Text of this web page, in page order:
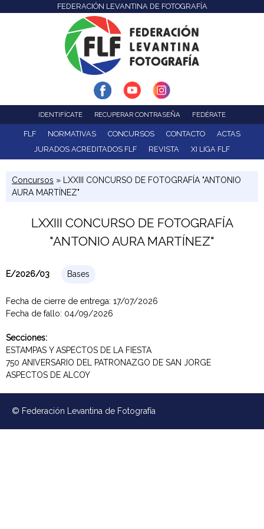
Pasar
al
contenido
principal
F
r
c
v
a
n
t
n
FEDERACIÓN LEVANTINA DE FOTOGRAFÍA
IDENTIFÍCATE RECUPERAR CONTRASEÑA FEDÉRATE
FLF NORMATIVAS CONCURSOS CONTACTO
ACTAS
JURADOS ACREDITADOS FLF
REVISTA XI LIGA FLF
Concursos » LXXIII CONCURSO DE FOTOGRAFÍA "ANTONIO
AURA MARTÍNEZ"
LXXIII CONCURSO DE FOTOGRAFÍA
"ANTONIO AURA MARTÍNEZ"
E/2026/03 Bases
Fecha de cierre de entrega: 17/07/2026
Fecha de fallo: 04/09/2026
Secciones:
ESTAMPAS Y ASPECTOS DE LA FIESTA
750 ANIVERSARIO DEL PATRONAZGO DE SAN JORGE
ASPECTOS DE ALCOY
© Federación Levantina de Fotografía